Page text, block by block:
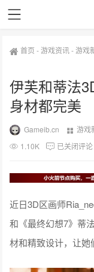
首页 -游戏资讯-游戏
伊芙和蒂法
身材都完美
Gameib.cn 游戏
1.10K
已关闭评论
近日3D区画师
和《最终幻想7》蒂
材和精致设计，让她